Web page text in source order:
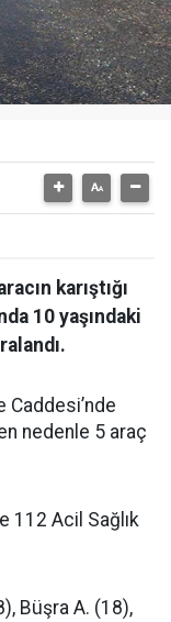
karıştığı
10 yaşındaki
Caddesi’nde
nedenle 5 araç
112 Acil Sağlık
Büşra A. (18),